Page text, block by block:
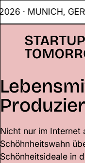
· MUNICH, GER
Nicht nur im Internet
Schöhnheitswahn
Schönheitsideale in